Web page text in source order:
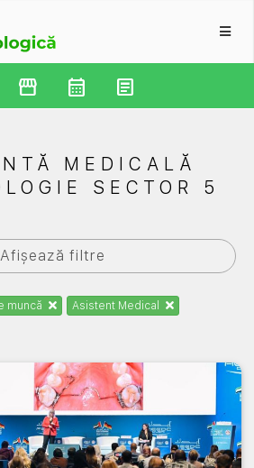
storefront calendar_month article
MEDICALĂ
SECTOR 5
Afișează filtre
muncă Asistent Medical